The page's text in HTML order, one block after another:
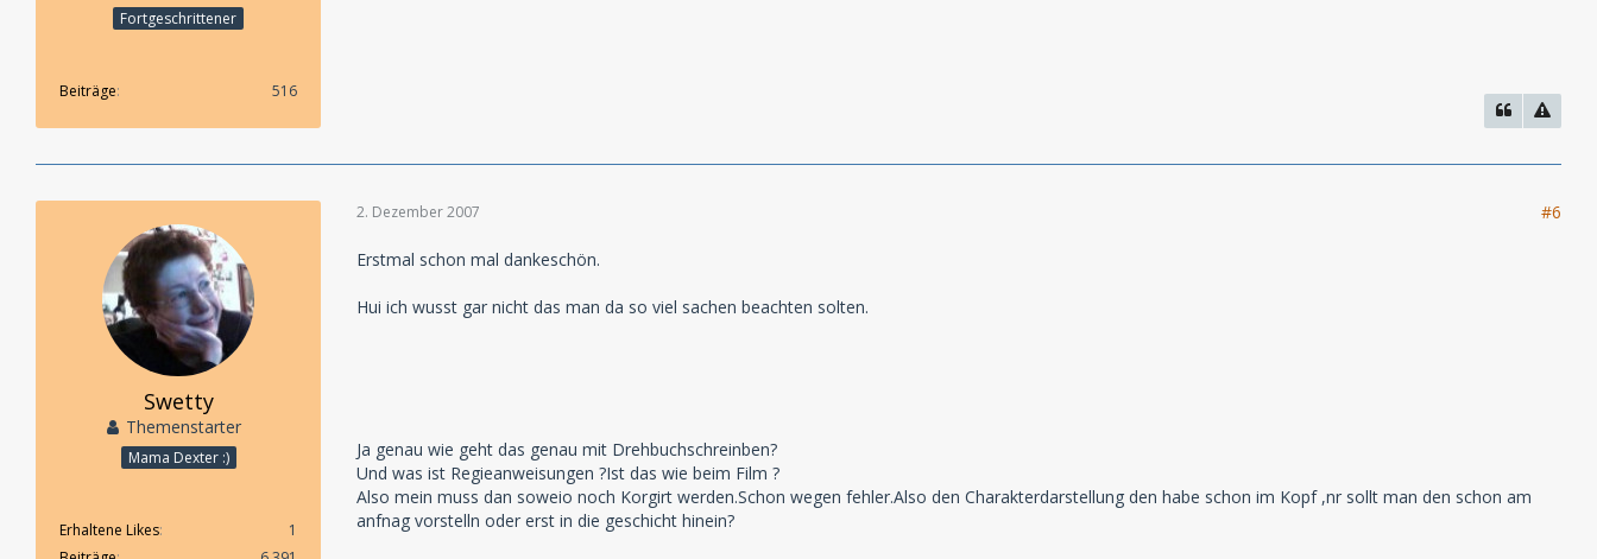
Fortgeschrittener
Beiträge 516
Swetty
Themenstarter
Mama Dexter :)
Erhaltene Likes
1
2. Dezember 2007 #6
Erstmal schon mal dankeschön.
Hui ich wusst gar nicht das man da so viel sachen beachten solten.
Ja genau wie geht das genau mit Drehbuchschreinben?
Und was ist Regieanweisungen ?Ist das wie beim Film ?
Also mein muss dan soweio noch Korgirt werden.Schon wegen fehler.Also den Charakterdarstellung den habe schon im Kopf ,nr sollt man den schon am
anfnag vorstelln oder erst in die geschicht hinein?